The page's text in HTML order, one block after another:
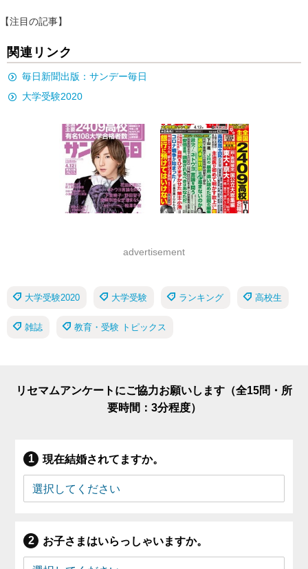
【注目の記事】
関連リンク
毎日新聞出版：サンデー毎日
大学受験2020
advertisement
大学受験2020 大学受験 ランキング 高校生
雑誌 教育・受験 トピックス
リセマムアンケートにご協力お願いします（全15問・所
要時間：3分程度）
現在結婚されてますか。
お子さまはいらっしゃいますか。